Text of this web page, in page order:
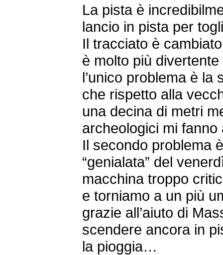
La pista è
lancio in pista per
Il tracciato è
è molto più
l’unico problema è la
che rispetto alla
una decina di metri
archeologici mi fanno
Il secondo problema
“genialata” del
macchina troppo
e torniamo a un più
grazie all’aiuto di
scendere ancora in
la pioggia…